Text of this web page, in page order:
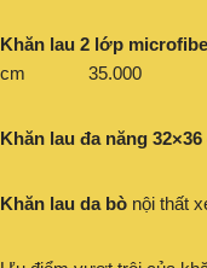
Khăn lau 2 lớp
cm 35.000
Khăn lau đa năng 32×36
Khăn lau da bò nội